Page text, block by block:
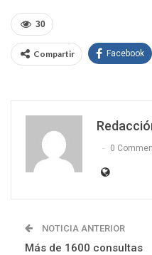
30
Compartir Facebook
0
NOTICIA ANTERIOR
Más de 1600 consultas